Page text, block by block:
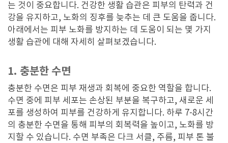
는 것이 중요합니다. 건강한 생활 습관은 피부의 탄력과 건
강을 유지하고, 노화의 징후를 늦추는 데 큰 도움을 줍니다.
아래에서는 피부 노화를 방지하는 데 도움이 되는 몇 가지
생활 습관에 대해 자세히 살펴보겠습니다.
1. 충분한 수면
충분한 수면은 피부 재생과 회복에 중요한 역할을 합니다.
수면 중에 피부 세포는 손상된 부분을 복구하고, 새로운 세
포를 생성하여 피부를 건강하게 유지합니다. 하루 7-8시간
의 충분한 수면을 통해 피부의 회복력을 높이고, 노화를 방
지할 수 있습니다. 수면 부족은 다크 서클, 주름, 피부 톤 불